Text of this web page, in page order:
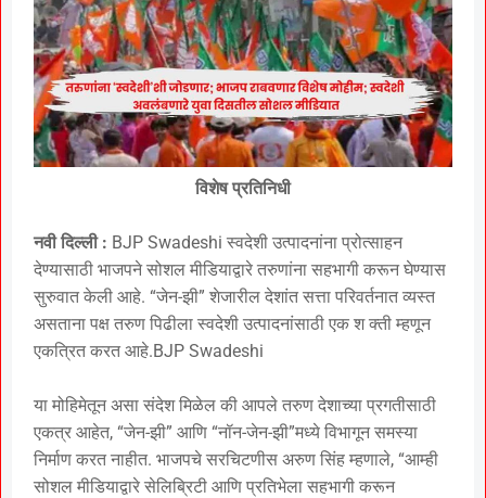
विशेष प्रतिनिधी
नवी दिल्ली : BJP Swadeshi स्वदेशी उत्पादनांना प्रोत्साहन
देण्यासाठी भाजपने सोशल मीडियाद्वारे तरुणांना सहभागी करून घेण्यास
सुरुवात केली आहे. “जेन-झी” शेजारील देशांत सत्ता परिवर्तनात व्यस्त
असताना पक्ष तरुण पिढीला स्वदेशी उत्पादनांसाठी एक श क्ती म्हणून
एकत्रित करत आहे.BJP Swadeshi
या मोहिमेतून असा संदेश मिळेल की आपले तरुण देशाच्या प्रगतीसाठी
एकत्र आहेत, “जेन-झी” आणि “नॉन-जेन-झी”मध्ये विभागून समस्या
निर्माण करत नाहीत. भाजपचे सरचिटणीस अरुण सिंह म्हणाले, “आम्ही
सोशल मीडियाद्वारे सेलिब्रिटी आणि प्रतिभेला सहभागी करून